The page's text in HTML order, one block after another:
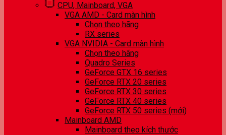
CPU, Mainboard, VGA
VGA AMD - Card màn hình
Chọn theo hãng
RX series
VGA NVIDIA - Card màn hình
Chọn theo hãng
Quadro Series
GeForce GTX 16 series
GeForce RTX 20 series
GeForce RTX 30 series
GeForce RTX 40 series
GeForce RTX 50 series (mới)
Mainboard AMD
Mainboard theo kích thước